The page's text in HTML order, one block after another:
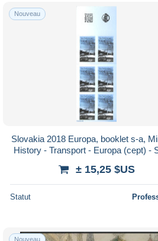
Nouveau
Slovakia 2018 Europa, booklet s-a,
History - Transport - Europa (cept) -
± 15,25 $US
Statut
Nouveau